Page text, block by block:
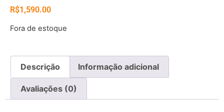
R$1,590.00
Fora de estoque
Descrição Informação adicional
Avaliações (0)